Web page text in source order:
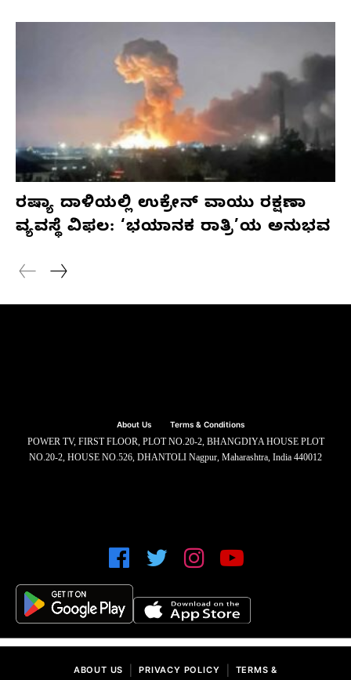
ರಷ್ಯಾ ದಾಳಿಯಲ್ಲಿ ಉಕ್ರೇನ್ ವಾಯು ರಕ್ಷಣಾ
ವ್ಯವಸ್ಥೆ ವಿಫಲ: ‘ಭಯಾನಕ ರಾತ್ರಿ’ಯ ಅನುಭವ
About Us Terms & Conditions
POWER TV, FIRST FLOOR, PLOT NO.20-2, BHANGDIYA HOUSE PLOT
NO.20-2, HOUSE NO.526, DHANTOLI Nagpur, Maharashtra, India 440012
ABOUT US PRIVACY POLICY TERMS &